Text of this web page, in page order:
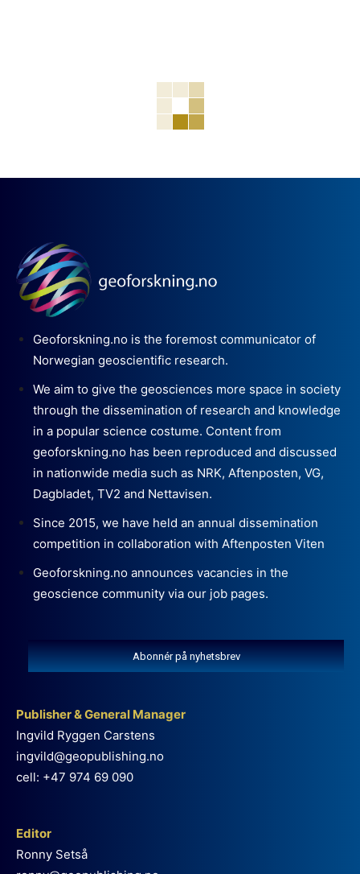
Geoforskning.no is the foremost communicator of
Norwegian geoscientific research.
We aim to give the geosciences more space in society
through the dissemination of research and knowledge
in a popular science costume. Content from
geoforskning.no has been reproduced and discussed
in nationwide media such as NRK, Aftenposten, VG,
Dagbladet, TV2 and Nettavisen.
Since 2015, we have held an annual dissemination
competition in collaboration with Aftenposten Viten
Geoforskning.no announces vacancies in the
geoscience community via our job pages.
Abonnér på nyhetsbrev
Publisher & General Manager
Ingvild Ryggen Carstens
ingvild@geopublishing.no
cell: +47 974 69 090
Editor
Ronny Setså